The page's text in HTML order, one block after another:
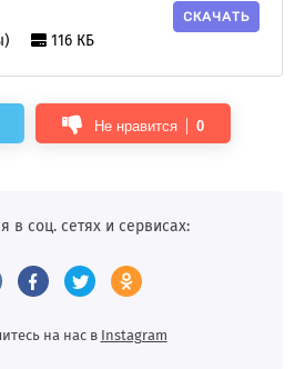
116 КБ
СКАЧАТЬ
Не нравится 0
в соц. сетях и сервисах:
на нас в Instagram